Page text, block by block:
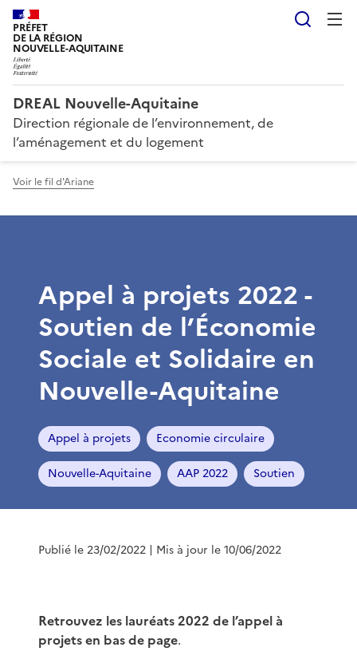
PRÉFET
DE LA RÉGION
NOUVELLE-AQUITAINE
DREAL Nouvelle-Aquitaine
Direction régionale de l’environnement, de
l’aménagement et du logement
Voir le fil d'Ariane
Appel à projets 2022 -
Soutien de l’Économie
Sociale et Solidaire en
Nouvelle-Aquitaine
Appel à projets Economie circulaire
Nouvelle-Aquitaine AAP 2022 Soutien
Publié le 23/02/2022 | Mis à jour le 10/06/2022
Retrouvez les lauréats 2022 de l’appel à
projets en bas de page.